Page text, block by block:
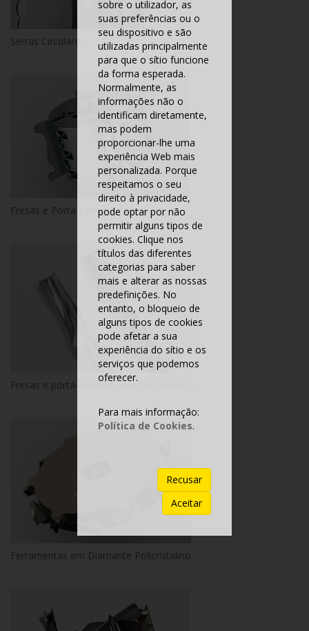
Serras Circulares
Fresas e Porta-Lâminas com Furo
Fresas e porta-lâminas com encabadouro
Ferramentas em Diamante Policristalino
sobre o utilizador, as
suas preferências ou o
seu dispositivo e são
utilizadas principalmente
para que o sítio funcione
da forma esperada.
Normalmente, as
informações não o
identificam diretamente,
mas podem
proporcionar-lhe uma
experiência Web mais
personalizada. Porque
respeitamos o seu
direito à privacidade,
pode optar por não
permitir alguns tipos de
cookies. Clique nos
títulos das diferentes
categorias para saber
mais e alterar as nossas
predefinições. No
entanto, o bloqueio de
alguns tipos de cookies
pode afetar a sua
experiência do sítio e os
serviços que podemos
oferecer.
Para mais informação:
Política de Cookies.
Recusar
Aceitar